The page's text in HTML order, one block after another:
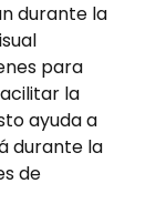
durante la
para
la
ayuda a
durante la
de